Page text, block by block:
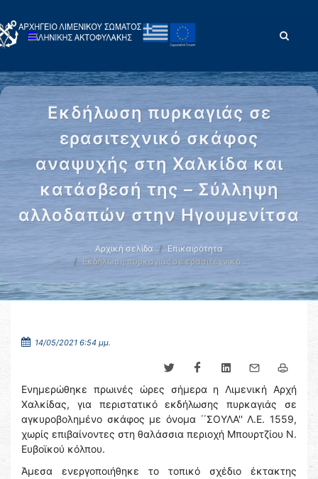
Εκδήλωση πυρκαγιάς σε
ερασιτεχνικό σκάφος
αναψυχής στη Χαλκίδα και
κατάσβεσή της – Σύλληψη
αλλοδαπών στην Ηγουμενίτσα
Αρχική σελίδα
Επικαιρότητα
Εκδήλωση πυρκαγιάς σε ερασιτεχνικό …
14/05/2021 6:54 μμ.
Ενημερώθηκε πρωινές ώρες σήμερα η Λιμενική Αρχή
Χαλκίδας, για περιστατικό εκδήλωσης πυρκαγιάς σε
αγκυροβολημένο σκάφος με όνομα ΄΄ΣΟΥΛΑ'' Λ.Ε. 1559,
χωρίς επιβαίνοντες στη θαλάσσια περιοχή Μπουρτζίου Ν.
Ευβοϊκού κόλπου.
Άμεσα ενεργοποιήθηκε το τοπικό σχέδιο έκτακτης